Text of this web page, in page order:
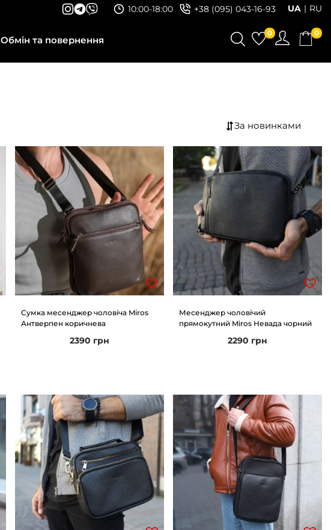
10:00-18:00 +38 (095) 043-16-93 UA RU
Обмін та повернення
0 0
Сумка месенджер чоловіча Miros
Антверпен коричнева
2390 грн
Месенджер чоловічий
прямокутний Miros Невада чорний
2290 грн